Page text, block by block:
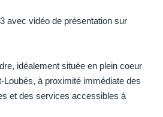
avec vidéo de présentation sur
idéalement située en plein coeur
Loubès, à proximité immédiate des
et des services accessibles à